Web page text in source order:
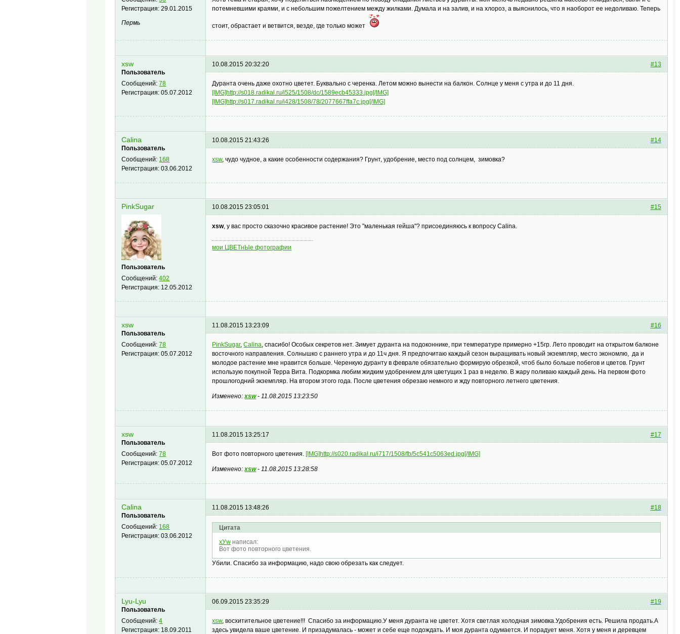
Регистрация:29.01.2015
Пермь
потемневшими краями, и с небольшим пожелтением между жилками. Думала и на залив, и на хлороз, а выяснилось, что я наоборот ее недоливаю. Теперь
стоит, обрастает и ветвится, везде, где только может
xsw
Пользователь
Сообщений:78
Регистрация:05.07.2012
#13
10.08.2015 20:32:20
Дуранта очень даже охотно цветет. Буквально с черенка. Летом можно вынести на балкон. Солнце у меня с утра и до 11 дня.
[IMG]http://s018.radikal.ru/i525/1508/dc/1589ecb45333.jpg[/IMG]
[IMG]http://s017.radikal.ru/i428/1508/78/2077667ffa7c.jpg[/IMG]
Сalina
Пользователь
Сообщений: 168
Регистрация:03.06.2012
#14
10.08.2015 21:43:26
xsw, чудо чудное, а какие особенности содержания? Грунт, удобрение, место под солнцем, зимовка?
PinkSugar
Пользователь
Сообщений:402
Регистрация: 12.05.2012
#15
10.08.2015 23:05:01
xsw, у вас просто сказочно красивое растение! Это "маленькая гейша"? присоединяюсь к вопросу Сalina.
мои ЦВЕТнЫе фотографии
xsw
Пользователь
Сообщений:78
Регистрация:05.07.2012
#16
11.08.2015 13:23:09
PinkSugar,Сalina, спасибо! Особых секретов нет. Зимует дуранта на подоконнике, при температуре примерно +15гр. Лето проводит на открытом балконе
восточного направления. Солнышко с раннего утра и до 11ч дня. Я предпочитаю каждый сезон выращивать новый экземпляр, место экономлю, да и
молодое растение мне нравится больше. Черенкую дуранту в феврале обязательно формирую обрезкой, чтоб было больше побегов и цветов. Грунт
использую покупной Терра Вита. Подкормка любим жидким удобрением для цветущих 1 раз в неделю. В жару поливаю каждый день. На первом фото
прошлогодний экземпляр. На втором этого года. После цветения обрезаю немного и жду повторного летнего цветения.
Изменено:xsw-11.08.2015 13:23:50
xsw
Пользователь
Сообщений:78
Регистрация:05.07.2012
#17
11.08.2015 13:25:17
Вот фото повторного цветения.[IMG]http://s020.radikal.ru/i717/1508/fb/5c541c5063ed.jpg[/IMG]
Изменено:xsw-11.08.2015 13:28:58
Сalina
Пользователь
Сообщений: 168
Регистрация:03.06.2012
#18
11.08.2015 13:48:26
Цитата
xУwнаписал:
Вот фото повторного цветения.
Убили. Спасибо за информацию, надо свою обрезать как следует.
Lyu-Lyu
Пользователь
Сообщений:4
Регистрация: 18.09.2011
#19
06.09.2015 23:35:29
xsw, восхитительное цветение!!! Спасибо за информацию.У меня дуранта не цветет. Хотя светлая холодная зимовка.Удобрения есть. Решила продать.А
здесь увидела ваше цветение. И призадумалась - может и себе еще подождать. И моя дуранта одумается. И порадует меня. Хотя у меня и деревцем